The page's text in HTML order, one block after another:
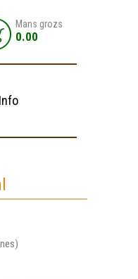
Mans grozs
0.00
Info